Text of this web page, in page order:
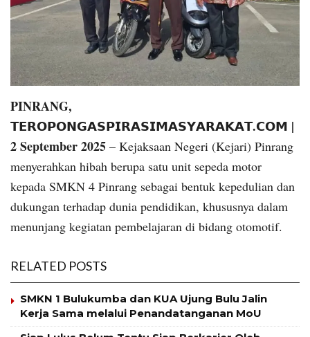
PINRANG,
𝗧𝗘𝗥𝗢𝗣𝗢𝗡𝗚𝗔𝗦𝗣𝗜𝗥𝗔𝗦𝗜𝗠𝗔𝗦𝗬𝗔𝗥𝗔𝗞𝗔𝗧.𝗖𝗢𝗠 |
2 September 2025 – Kejaksaan Negeri (Kejari) Pinrang
menyerahkan hibah berupa satu unit sepeda motor
kepada SMKN 4 Pinrang sebagai bentuk kepedulian dan
dukungan terhadap dunia pendidikan, khususnya dalam
menunjang kegiatan pembelajaran di bidang otomotif.
RELATED POSTS
SMKN 1 Bulukumba dan KUA Ujung Bulu Jalin
Kerja Sama melalui Penandatanganan MoU